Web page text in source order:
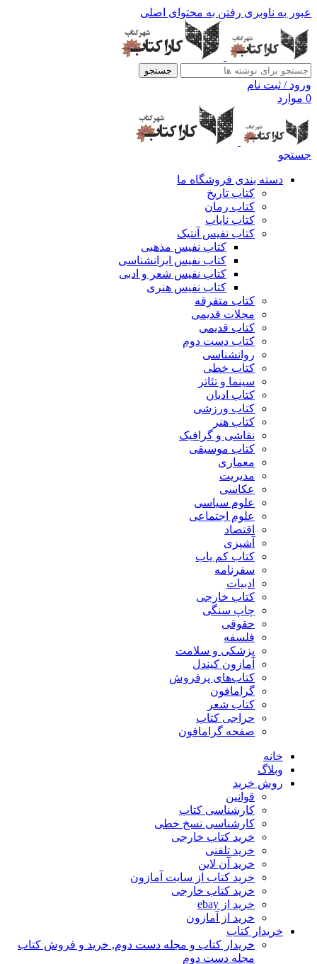
عبور به ناوبری رفتن به محتوای اصلی
جستجو
ورود / ثبت نام
0 موارد
جستجو
دسته بندی فروشگاه ما
کتاب تاریخ
کتاب رمان
کتاب نایاب
کتاب نفیس آنتیک
کتاب نفیس مذهبی
کتاب نفیس ایرانشناسی
کتاب نفیس شعر و ادبی
کتاب نفیس هنری
کتاب متفرقه
مجلات قدیمی
کتاب قدیمی
کتاب دست دوم
روانشناسی
کتاب خطی
سینما و تئاتر
کتاب ادیان
کتاب ورزشی
کتاب هنر
نقاشی و گرافیک
کتاب موسیقی
معماری
مدیریت
عکاسی
علوم سیاسی
علوم اجتماعی
اقتصاد
آشپزی
کتاب کم یاب
سفرنامه
ادبیات
کتاب خارجی
چاپ سنگی
حقوقی
فلسفه
پزشکی و سلامت
آمازون کیندل
کتاب‌های پرفروش
گرامافون
کتاب شعر
حراجی کتاب
صفحه گرامافون
خانه
وبلاگ
روش خرید
قوانین
کارشناسی کتاب
کارشناسی نسخ خطی
خرید کتاب خارجی
خرید تلفنی
خرید آن لاین
خرید کتاب از سایت آمازون
خرید کتاب خارجی
خرید از ebay
خرید از آمازون
خریدار کتاب
خریدار کتاب و مجله دست دوم, خرید و فروش کتاب
مجله دست دوم